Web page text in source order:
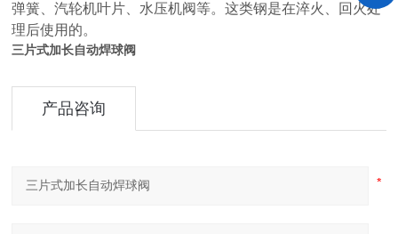
弹簧、汽轮机叶片、水压机阀等。这类钢是在淬火、回火处
理后使用的。
三片式加长自动焊球阀
产品咨询